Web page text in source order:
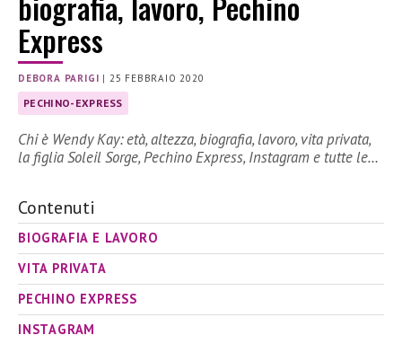
Express
DEBORA PARIGI | 25 FEBBRAIO 2020
PECHINO-EXPRESS
Chi è Wendy Kay: età, altezza, biografia, lavoro, vita privata,
la figlia Soleil Sorge, Pechino Express, Instagram e tutte le…
Contenuti
BIOGRAFIA E LAVORO
VITA PRIVATA
PECHINO EXPRESS
INSTAGRAM